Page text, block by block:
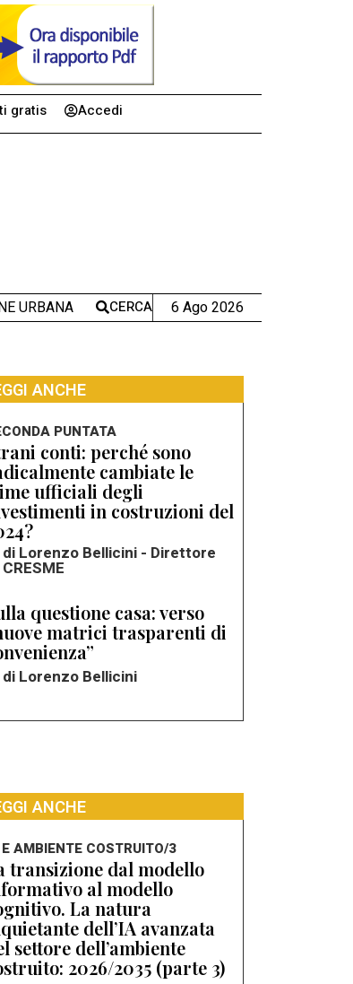
gratis Accedi
URBANA CERCA 6 Ago 2026
ANCHE
PUNTATA
conti: perché sono
cambiate le
ufficiali degli
in costruzioni del
di Lorenzo Bellicini - Direttore
CRESME
questione casa: verso
matrici trasparenti di
di Lorenzo Bellicini
ANCHE
AMBIENTE COSTRUITO/3
transizione dal modello
al modello
La natura
dell’IA avanzata
settore dell’ambiente
2026/2035 (parte 3)